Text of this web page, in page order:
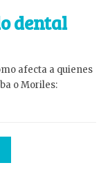
dental
afecta a quienes
o Moriles: